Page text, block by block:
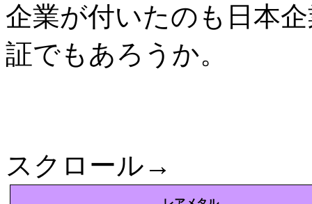
企業が付いたのも日本
証でもあろうか。
スクロール→